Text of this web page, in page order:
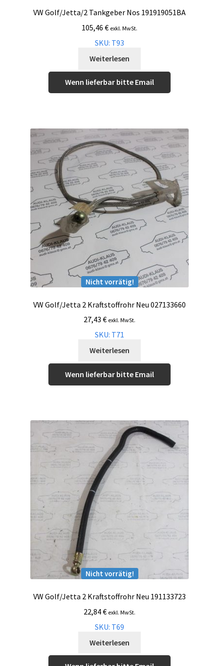
VW Golf/Jetta/2 Tankgeber Nos 191919051BA
105,46 € exkl. MwSt.
SKU: T93
Weiterlesen
Wenn lieferbar bitte Email
Nicht vorrätig!
VW Golf/Jetta 2 Kraftstoffrohr Neu 027133660
27,43 € exkl. MwSt.
SKU: T71
Weiterlesen
Wenn lieferbar bitte Email
Nicht vorrätig!
VW Golf/Jetta 2 Kraftstoffrohr Neu 191133723
22,84€ exkl. MwSt.
SKU: T69
Weiterlesen